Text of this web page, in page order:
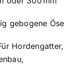
gebogene Öse
Hordengatter,